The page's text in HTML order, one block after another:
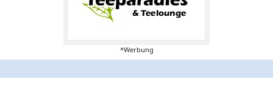
*Werbung